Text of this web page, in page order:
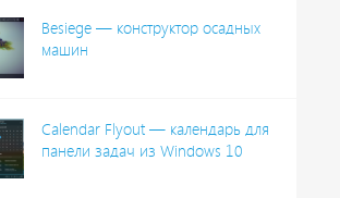
Besiege — конструктор осадных
машин
Calendar Flyout — календарь для
панели задач из Windows 10